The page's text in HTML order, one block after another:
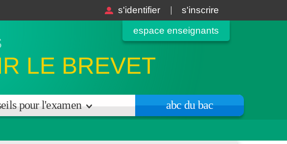
s'identifier
s'inscrire
espace enseignants
LE BREVET
pour l'examen abc du bac